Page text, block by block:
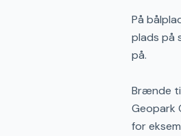
På
plads på
på.
Brænde
Geopark
for